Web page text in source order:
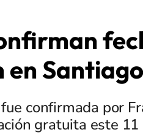
en Santiago
confirmada por
gratuita este 11